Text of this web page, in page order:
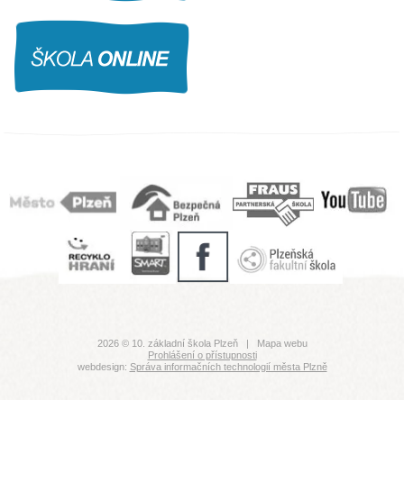
2026 © 10. základní škola Plzeň |
Mapa webu
Prohlášení o přístupnosti
webdesign: Správa informačních technologií města Plzně